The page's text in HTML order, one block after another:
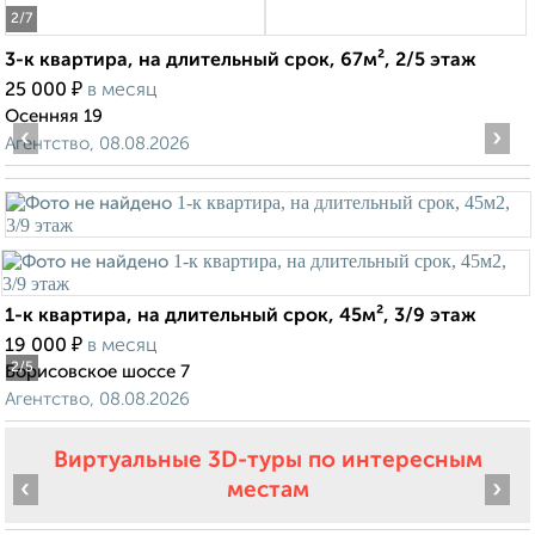
2/7
3-к квартира, на длительный срок, 67м², 2/5 этаж
25 000 ₽ в месяц
Осенняя 19
Агентство, 08.08.2026
2/5
‹ ›
1-к квартира, на длительный срок, 45м², 3/9 этаж
19 000 ₽ в месяц
Борисовское шоссе 7
Агентство, 08.08.2026
Виртуальные 3D-туры по интересным
местам
‹ ›